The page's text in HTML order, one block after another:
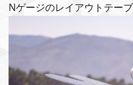
Nゲージのレイアウトテーブ